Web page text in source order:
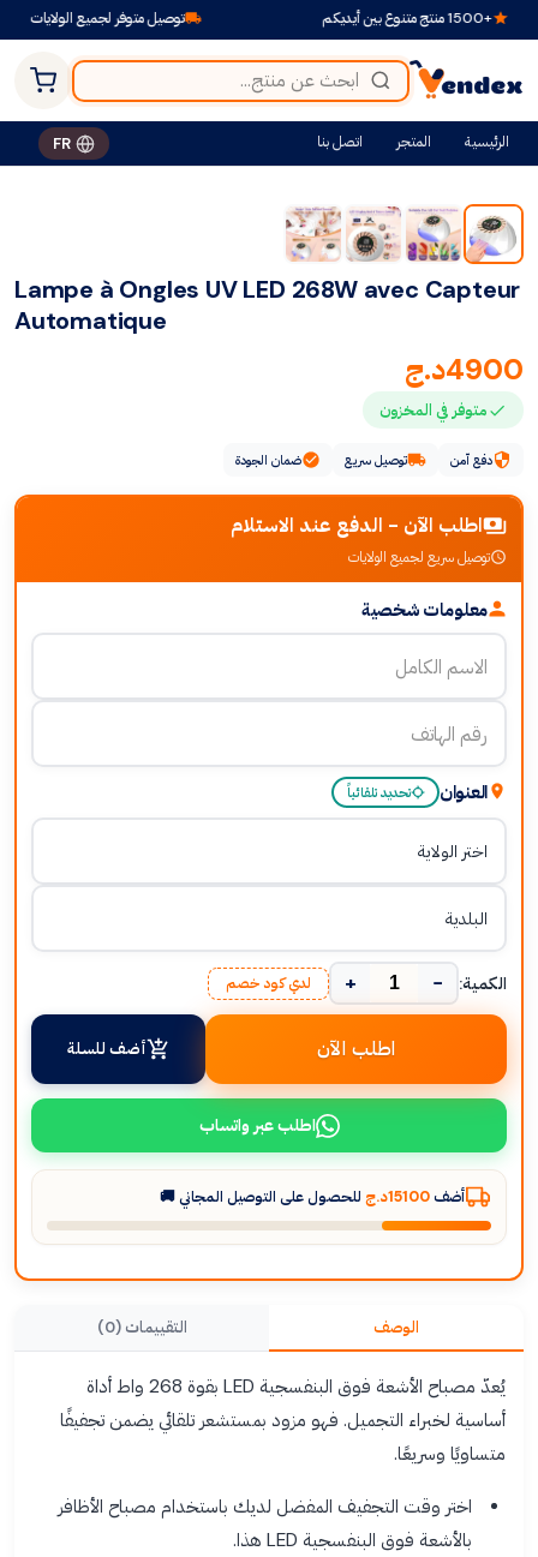
توصيل متوفر لجميع الولايات
الرئيسية المتجر اتصل بنا FR
Lampe à Ongles UV LED 268W avec Capteur
Automatique
4900د.ج
متوفر في المخزون
دفع آمن توصيل سريع ضمان الجودة
اطلب الآن - الدفع عند الاستلام
توصيل سريع لجميع الولايات
معلومات شخصية
العنوان تحديد تلقائياً
الكمية: −
+ لدي كود خصم
اطلب الآن أضف للسلة
اطلب عبر واتساب
أضف 15100د.ج للحصول على التوصيل المجاني 🚚
الوصف التقييمات (0)
يُعدّ مصباح الأشعة فوق البنفسجية LED بقوة 268 واط أداة
أساسية لخبراء التجميل. فهو مزود بمستشعر تلقائي يضمن تجفيفًا
متساويًا وسريعًا.
اختر وقت التجفيف المفضل لديك باستخدام مصباح الأظافر
بالأشعة فوق البنفسجية LED هذا.